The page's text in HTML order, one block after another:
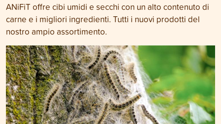
ANiFiT offre cibi umidi e secchi con un alto contenuto di
carne e i migliori ingredienti. Tutti i nuovi prodotti del
nostro ampio assortimento.